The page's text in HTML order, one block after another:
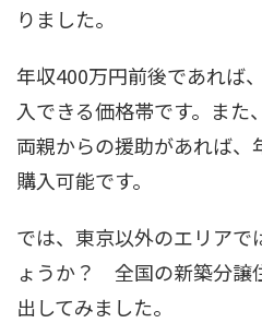
りました。
年収400万円前後であれば
入できる価格帯です。また
両親からの援助があれば、
購入可能です。
では、東京以外のエリアで
ょうか？ 全国の新築分譲
出してみました。